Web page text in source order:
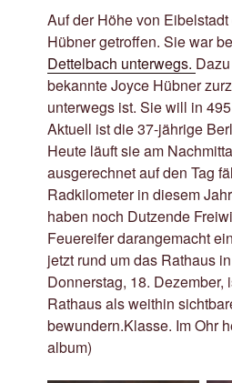
Auf der Höhe von
Hübner getroffen. Sie war
Dettelbach unterwegs.
bekannte Joyce Hübner
unterwegs ist. Sie will in
Aktuell ist die 37-jährige
Heute läuft sie am
ausgerechnet auf den Tag
Radkilometer in diesem
haben noch Dutzende
Feuereifer darangemacht
jetzt rund um das Rathaus
Donnerstag, 18.
Rathaus als weithin
bewundern.Klasse. Im Ohr
album)